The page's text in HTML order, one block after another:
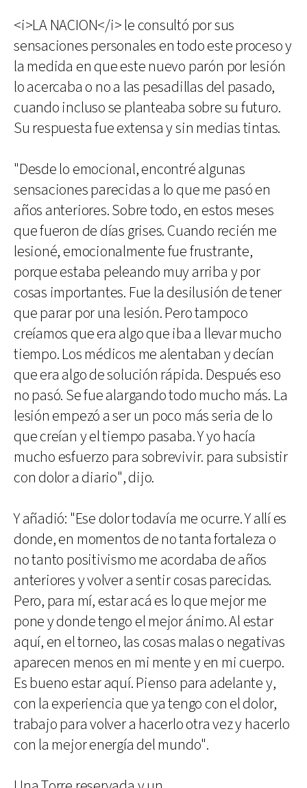
<i>LA NACION</i> le consultó por sus
sensaciones personales en todo este proceso y
la medida en que este nuevo parón por lesión
lo acercaba o no a las pesadillas del pasado,
cuando incluso se planteaba sobre su futuro.
Su respuesta fue extensa y sin medias tintas.
"Desde lo emocional, encontré algunas
sensaciones parecidas a lo que me pasó en
años anteriores. Sobre todo, en estos meses
que fueron de días grises. Cuando recién me
lesioné, emocionalmente fue frustrante,
porque estaba peleando muy arriba y por
cosas importantes. Fue la desilusión de tener
que parar por una lesión. Pero tampoco
creíamos que era algo que iba a llevar mucho
tiempo. Los médicos me alentaban y decían
que era algo de solución rápida. Después eso
no pasó. Se fue alargando todo mucho más. La
lesión empezó a ser un poco más seria de lo
que creían y el tiempo pasaba. Y yo hacía
mucho esfuerzo para sobrevivir. para subsistir
con dolor a diario", dijo.
Y añadió: "Ese dolor todavía me ocurre. Y allí es
donde, en momentos de no tanta fortaleza o
no tanto positivismo me acordaba de años
anteriores y volver a sentir cosas parecidas.
Pero, para mí, estar acá es lo que mejor me
pone y donde tengo el mejor ánimo. Al estar
aquí, en el torneo, las cosas malas o negativas
aparecen menos en mi mente y en mi cuerpo.
Es bueno estar aquí. Pienso para adelante y,
con la experiencia que ya tengo con el dolor,
trabajo para volver a hacerlo otra vez y hacerlo
con la mejor energía del mundo".